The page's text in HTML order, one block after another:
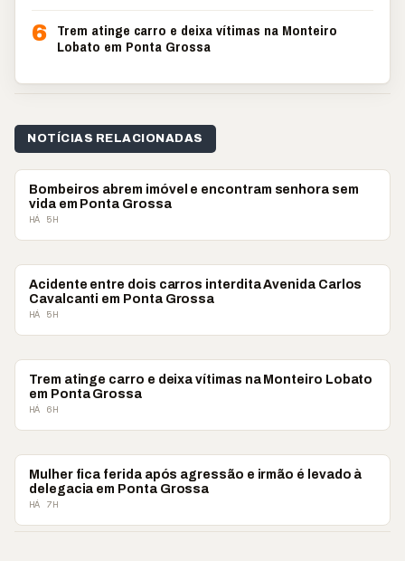
6 Trem atinge carro e deixa vítimas na Monteiro
Lobato em Ponta Grossa
NOTÍCIAS RELACIONADAS
POLICIAL
Bombeiros abrem imóvel e encontram senhora sem
vida em Ponta Grossa
HÁ 5H
POLICIAL
Acidente entre dois carros interdita Avenida Carlos
Cavalcanti em Ponta Grossa
HÁ 5H
POLICIAL
Trem atinge carro e deixa vítimas na Monteiro Lobato
em Ponta Grossa
HÁ 6H
POLICIAL
Mulher fica ferida após agressão e irmão é levado à
delegacia em Ponta Grossa
HÁ 7H